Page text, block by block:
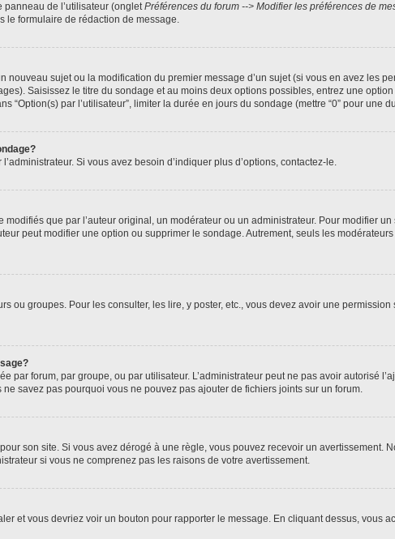
de l’utilisateur (ongletPréférences du forum --> Modifier les préférences de
le formulaire de rédaction de message.
nouveau sujet ou la modification du premier message d’un sujet (si vous en avez les
Saisissez le titre du sondage et au moins deux options possibles, entrez une
“Option(s) par l’utilisateur”, limiter la durée en jours du sondage (mettre “0” pour
Si vous avez besoin d’indiquer plus d’options, contactez-le.
que par l’auteur original, un modérateur ou un administrateur. Pour modifier
peut modifier une option ou supprimer le sondage. Autrement, seuls les
ou groupes. Pour les consulter, les lire, y poster, etc., vous devez avoir une
par forum, par groupe, ou par utilisateur. L’administrateur peut ne pas avoir autorisé
savez pas pourquoi vous ne pouvez pas ajouter de fichiers joints sur un forum.
son site. Si vous avez dérogé à une règle, vous pouvez recevoir un avertissement.
si vous ne comprenez pas les raisons de votre avertissement.
et vous devriez voir un bouton pour rapporter le message. En cliquant dessus, vous